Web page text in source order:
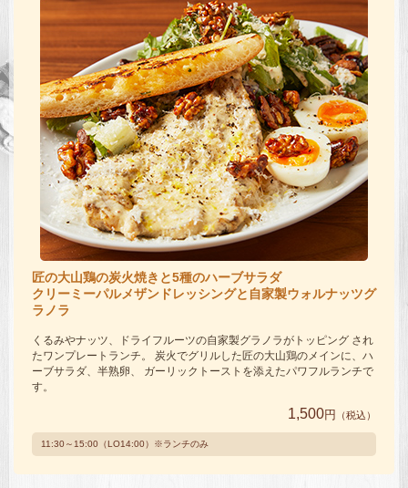
匠の大山鶏の炭火焼きと5種のハーブサラダ
クリーミーパルメザンドレッシングと 自家製ウォルナッツグ
ラノラ
くるみやナッツ、ドライフルーツの自家製グラノラがトッピング され
たワンプレートランチ。 炭火でグリルした匠の大山鶏のメインに、ハ
ーブサラダ、半熟卵、 ガーリックトーストを添えたパワフルランチで
す。
1,500円 （税込）
11:30～15:00（LO14:00）※ランチのみ